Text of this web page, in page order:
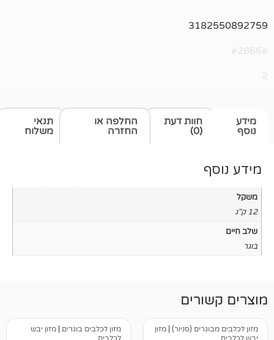
תנאי
משלוח
חוות דעת
החלפה או
החזרה
(סניור)|מזון מזון לכלבים בוגרים
מזון יבש